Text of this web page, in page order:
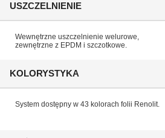
USZCZELNIENIE
KOLORYSTYKA
System dostępny w 43 kolorach folii Renolit.
Wewnętrzne uszczelnienie welurowe,
zewnętrzne z EPDM i szczotkowe.